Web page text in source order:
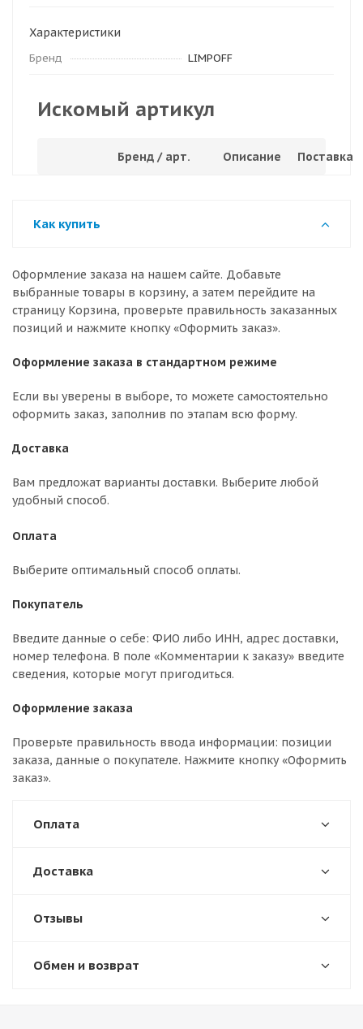
Характеристики
Бренд LIMPOFF
Искомый артикул
Бренд / арт. Описание Поставка
Как купить
Оформление заказа на нашем сайте. Добавьте
выбранные товары в корзину, а затем перейдите на
страницу Корзина, проверьте правильность заказанных
позиций и нажмите кнопку «Оформить заказ».
Оформление заказа в стандартном режиме
Если вы уверены в выборе, то можете самостоятельно
оформить заказ, заполнив по этапам всю форму.
Доставка
Вам предложат варианты доставки. Выберите любой
удобный способ.
Оплата
Выберите оптимальный способ оплаты.
Покупатель
Введите данные о себе: ФИО либо ИНН, адрес доставки,
номер телефона. В поле «Комментарии к заказу» введите
сведения, которые могут пригодиться.
Оформление заказа
Проверьте правильность ввода информации: позиции
заказа, данные о покупателе. Нажмите кнопку «Оформить
заказ».
Оплата
Доставка
Отзывы
Обмен и возврат